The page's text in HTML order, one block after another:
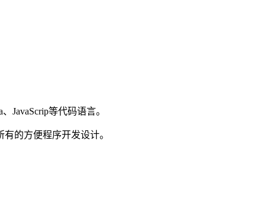
JavaScrip等代码语言。
的方便程序开发设计。